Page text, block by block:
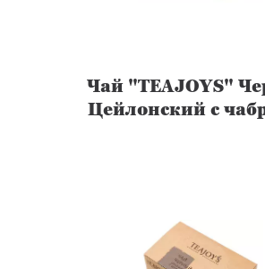
Чай "TEAJOYS"
Цейлонский с